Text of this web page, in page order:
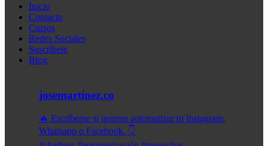
Inicio
Contacto
Cursos
Redes Sociales
Suscríbete
Blog
josemartinez.co
🔥 Escríbeme si quieres automatizar tu Instagram,
Whatsapp o Facebook. 👇